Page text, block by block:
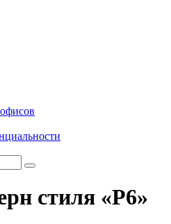
стиля «Р6»